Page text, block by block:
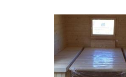
Двери и окна
деревянных
Теплая ночь